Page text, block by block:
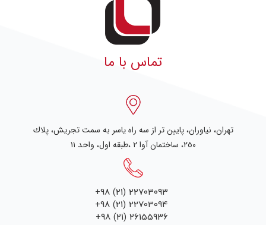
تماس با ما
تهران، نياوران، پایین تر از سه راه یاسر به سمت تجریش، پلاك
٢٥٠، ساختمان آوا ۲ ،طبقه اول، واحد ۱۱
+98 (21) 22703093
+98 (21) 22703094
+98 (21) 26155936